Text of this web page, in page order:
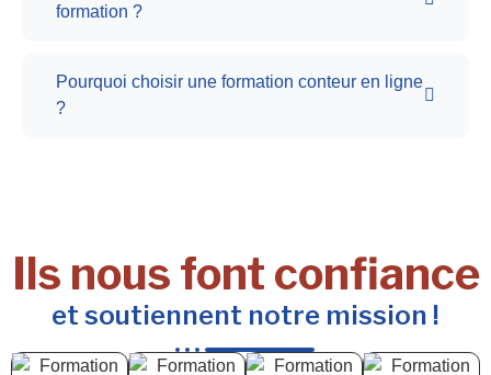
formation ?
Pourquoi choisir une formation conteur en ligne
?
Ils nous font confiance
et soutiennent notre mission !